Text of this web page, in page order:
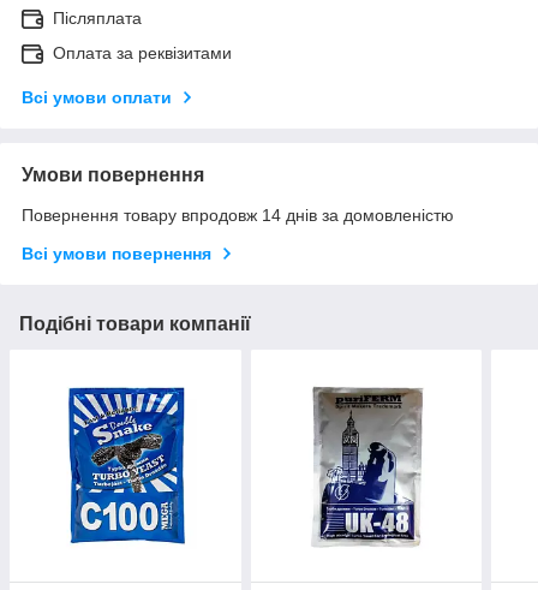
Післяплата
Оплата за реквізитами
Всі умови оплати
Умови повернення
Повернення товару впродовж 14 днів за домовленістю
Всі умови повернення
Подібні товари компанії